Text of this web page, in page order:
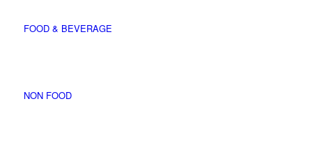
FOOD & BEVERAGE
NON FOOD